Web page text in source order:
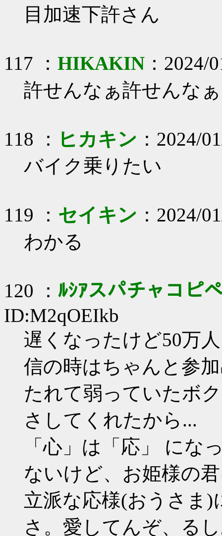
目加速下許さん
117 ： HIKAKIN ：
許せんなぁ許せんなぁ
118 ： ヒカキン ：2024/
バイク乗りたい
119 ： セイキン ：2024/
わかる
120 ： ﾙｼｱスパチャコピ
ID:M2qOEIkb
遅くなったけど50万
信の時はちゃんと参
たれて弱っていたボ
さしてくれたから...
「心」は「応」 にな
ないけど、お姫様の
立派な応様(おうさま
さ。愛してんぞ、る